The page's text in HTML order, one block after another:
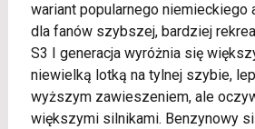
wariant popularnego niemieckiego
dla fanów szybszej, bardziej
S3 I generacja wyróżnia się
niewielką lotką na tylnej szybie,
wyższym zawieszeniem, ale
większymi silnikami. Benzynowy